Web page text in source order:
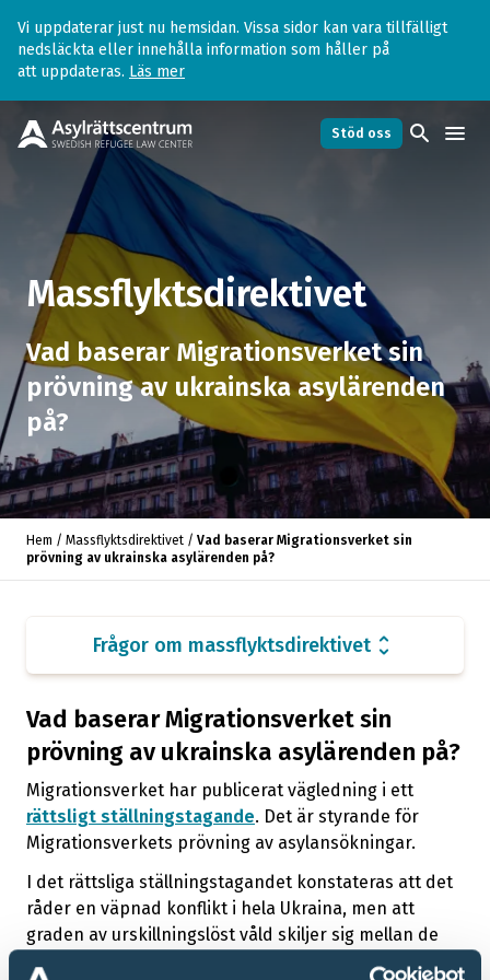
Vi uppdaterar just nu hemsidan. Vissa sidor kan vara tillfälligt
nedsläckta eller innehålla information som håller på
att uppdateras. Läs mer
Stöd oss search menu
Massflyktsdirektivet
Vad baserar Migrationsverket sin
prövning av ukrainska asylärenden
på?
Hem / Massflyktsdirektivet / Vad baserar Migrationsverket sin
prövning av ukrainska asylärenden på?
Vad baserar Migrationsverket sin
prövning av ukrainska asylärenden på?
Migrationsverket har publicerat vägledning i ett
rättsligt ställningstagande. Det är styrande för
Migrationsverkets prövning av asylansökningar.
I det rättsliga ställningstagandet konstateras att det
råder en väpnad konflikt i hela Ukraina, men att
graden av urskillningslöst våld skiljer sig mellan de
Frågor om massflyktsdirektivet unfold_more
Massflyktsdirektivet
Vad är massflyktsdirektivet?
Vilka omfattas av Massflyktsdirektivet? arrow_forward
Hur ska jag göra för att få uppehållstillstånd
enligt massflyktsdirektivet?
Får jag ansöka om tillfälligt skydd och
uppehållstillstånd i vilket EU-land jag vill?
arrow_forward
Hur länge gäller ett uppehållstillstånd med
arrow_forward
Kan jag folkbokföra mig i Sverige?
Måste jag ha ett giltigt pass?
Kan jag byta från tillfälligt skydd enligt
massflyktsdirektivet till en annan typ av
uppehållstillstånd, som uppehållstillstånd på
grund av arbete eller anknytning?
arrow_forward
Vad är det för skillnad på uppehållstillstånd
enligt massflyktsdirektivet och arrow_forward